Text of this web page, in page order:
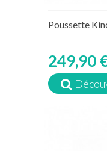
Poussette
249,90